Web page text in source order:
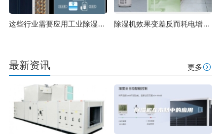
这些行业需要应用工业除湿机，你知道有哪些吗？ 除湿机效果变差反而耗电增加该怎么办？常见故障排除
最新资讯 更多